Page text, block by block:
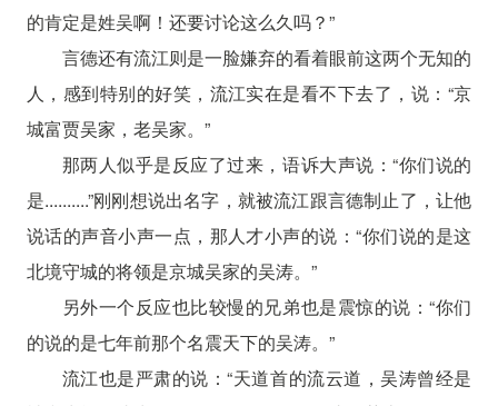
的肯定是姓吴啊！还要讨论这么久吗？”
言德还有流江则是一脸嫌弃的看着眼前这两个无知的
人，感到特别的好笑，流江实在是看不下去了，说：“京
城富贾吴家，老吴家。”
那两人似乎是反应了过来，语诉大声说：“你们说的
是..........”刚刚想说出名字，就被流江跟言德制止了，让他
说话的声音小声一点，那人才小声的说：“你们说的是这
北境守城的将领是京城吴家的吴涛。”
另外一个反应也比较慢的兄弟也是震惊的说：“你们
的说的是七年前那个名震天下的吴涛。”
流江也是严肃的说：“天道首的流云道，吴涛曾经是